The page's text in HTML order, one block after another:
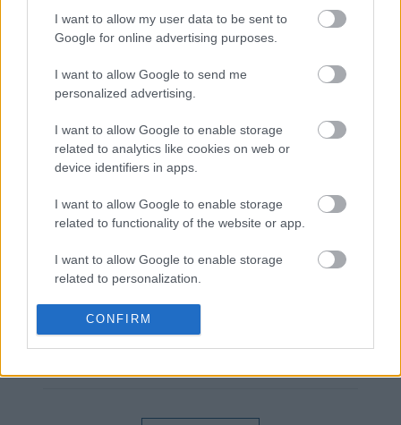
I want to allow my user data to be sent to
Google for online advertising purposes.
I want to allow Google to send me
personalized advertising.
I want to allow Google to enable storage
related to analytics like cookies on web or
device identifiers in apps.
I want to allow Google to enable storage
related to functionality of the website or app.
I want to allow Google to enable storage
related to personalization.
I want to allow Google to enable storage
related to security, including authentication
functionality and fraud prevention, and other
CONFIRM
«Ανοίγει ο κύκλος»
των αξιολογήσεων
– Τα εύσημα των
«μπαλαντέρ»
24-01-2024
ΔΝΤ: Νέες
ανάπτυξη 2,1% το
2024
ενίσχυση του
έργα προωθούνται